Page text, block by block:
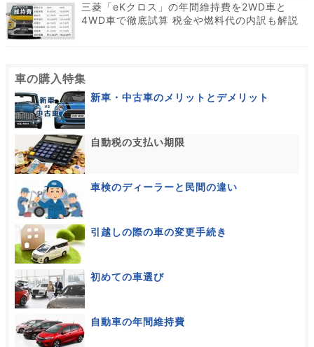
三菱「eKクロス」の年間維持費を2WD車と
4WD車で徹底試算 税金や燃料代の内訳も解説
車の購入特集
新車・中古車のメリットとデメリット
自動税の支払い期限
車検のディーラーと民間の違い
引越しの際の車の変更手続き
初めての車選び
自動車の年間維持費